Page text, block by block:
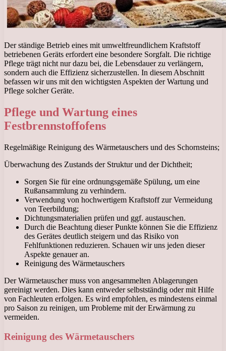
Der ständige Betrieb eines mit umweltfreundlichem Kraftstoff
betriebenen Geräts erfordert eine besondere Sorgfalt. Die richtige
Pflege trägt nicht nur dazu bei, die Lebensdauer zu verlängern,
sondern auch die Effizienz sicherzustellen. In diesem Abschnitt
befassen wir uns mit den wichtigsten Aspekten der Wartung und
Pflege solcher Geräte.
Pflege und Wartung eines
Festbrennstoffofens
Regelmäßige Reinigung des Wärmetauschers und des Schornsteins;
Überwachung des Zustands der Struktur und der Dichtheit;
Sorgen Sie für eine ordnungsgemäße Spülung, um eine
Rußansammlung zu verhindern.
Verwendung von hochwertigem Kraftstoff zur Vermeidung
von Teerbildung;
Dichtungsmaterialien prüfen und ggf. austauschen.
Durch die Beachtung dieser Punkte können Sie die Effizienz
des Gerätes deutlich steigern und das Risiko von
Fehlfunktionen reduzieren. Schauen wir uns jeden dieser
Aspekte genauer an.
Reinigung des Wärmetauschers
Der Wärmetauscher muss von angesammelten Ablagerungen
gereinigt werden. Dies kann entweder selbstständig oder mit Hilfe
von Fachleuten erfolgen. Es wird empfohlen, es mindestens einmal
pro Saison zu reinigen, um Probleme mit der Erwärmung zu
vermeiden.
Reinigung des Wärmetauschers